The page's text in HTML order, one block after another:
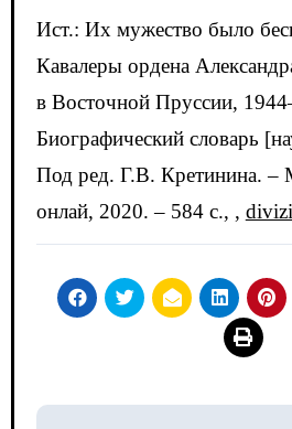
Ист.: Их мужество было
Кавалеры ордена
в Восточной Пруссии,
Биографический словарь
Под ред. Г.В. Кретинина. –
онлай, 2020. – 584 c., ,